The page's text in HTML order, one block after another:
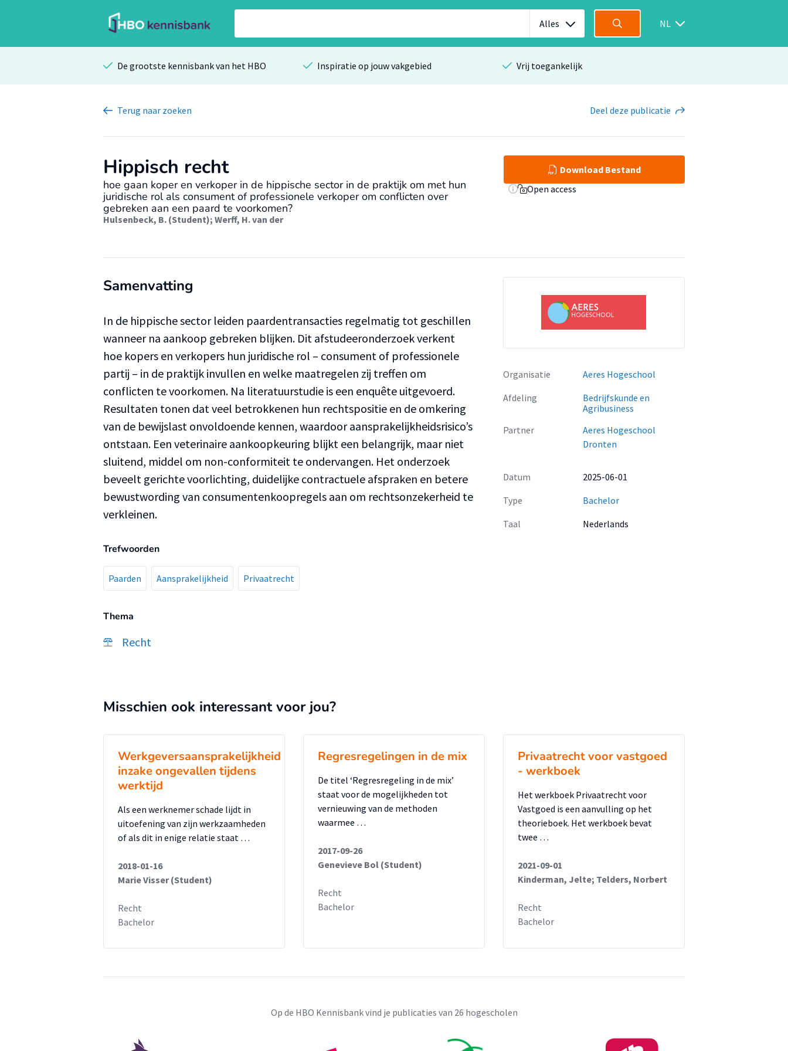
Alles NL
De grootste kennisbank van het HBO Inspiratie op jouw vakgebied Vrij toegankelijk
Terug naar zoeken Deel deze publicatie
Hippisch recht
hoe gaan koper en verkoper in de hippische sector in de praktijk om met hun
juridische rol als consument of professionele verkoper om conflicten over
gebreken aan een paard te voorkomen?
Hulsenbeck, B. (Student); Werff, H. van der
Download Bestand
Open access
Samenvatting
In de hippische sector leiden paardentransacties regelmatig tot geschillen
wanneer na aankoop gebreken blijken. Dit afstudeeronderzoek verkent
hoe kopers en verkopers hun juridische rol – consument of professionele
partij – in de praktijk invullen en welke maatregelen zij treffen om
conflicten te voorkomen. Na literatuurstudie is een enquête uitgevoerd.
Resultaten tonen dat veel betrokkenen hun rechtspositie en de omkering
van de bewijslast onvoldoende kennen, waardoor aansprakelijkheidsrisico’s
ontstaan. Een veterinaire aankoopkeuring blijkt een belangrijk, maar niet
sluitend, middel om non-conformiteit te ondervangen. Het onderzoek
beveelt gerichte voorlichting, duidelijke contractuele afspraken en betere
bewustwording van consumentenkoopregels aan om rechtsonzekerheid te
verkleinen.
Trefwoorden
Paarden Aansprakelijkheid Privaatrecht
Thema
Recht
Organisatie
Aeres Hogeschool
Afdeling
Bedrijfskunde en
Agribusiness
Partner
Aeres Hogeschool
Dronten
Datum
2025-06-01
Type
Bachelor
Taal
Nederlands
Misschien ook interessant voor jou?
Werkgeversaansprakelijkheid
inzake ongevallen tijdens
werktijd
Als een werknemer schade lijdt in
uitoefening van zijn werkzaamheden
of als dit in enige relatie staat …
2018-01-16
Marie Visser (Student)
Recht
Bachelor
Regresregelingen in de mix
De titel ‘Regresregeling in de mix’
staat voor de mogelijkheden tot
vernieuwing van de methoden
waarmee …
2017-09-26
Genevieve Bol (Student)
Recht
Bachelor
Privaatrecht voor vastgoed
- werkboek
Het werkboek Privaatrecht voor
Vastgoed is een aanvulling op het
theorieboek. Het werkboek bevat
twee …
2021-09-01
Kinderman, Jelte; Telders, Norbert
Recht
Bachelor
Op de HBO Kennisbank vind je publicaties van 26 hogescholen